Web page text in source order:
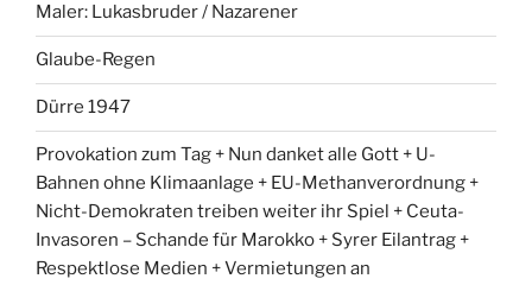
Maler: Lukasbruder / Nazarener
Glaube-Regen
Dürre 1947
Provokation zum Tag + Nun danket alle Gott + U-
Bahnen ohne Klimaanlage + EU-Methanverordnung +
Nicht-Demokraten treiben weiter ihr Spiel + Ceuta-
Invasoren – Schande für Marokko + Syrer Eilantrag +
Respektlose Medien + Vermietungen an